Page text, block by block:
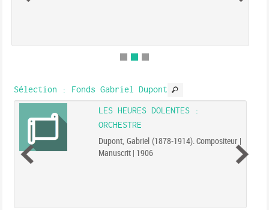
Sélection : Fonds Gabriel Dupont
LES HEURES DOLENTES :
ORCHESTRE
Dupont, Gabriel (1878-1914). Compositeur |
Manuscrit | 1906